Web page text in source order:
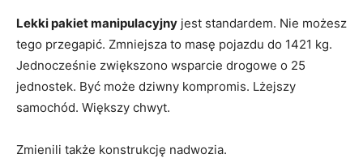
Lekki pakiet manipulacyjny jest standardem. Nie możesz
tego przegapić. Zmniejsza to masę pojazdu do 1421 kg.
Jednocześnie zwiększono wsparcie drogowe o 25
jednostek. Być może dziwny kompromis. Lżejszy
samochód. Większy chwyt.
Zmienili także konstrukcję nadwozia.